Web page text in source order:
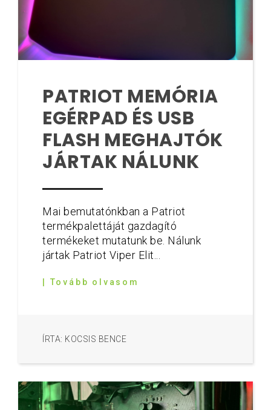
PATRIOT MEMÓRIA
EGÉRPAD ÉS USB
FLASH MEGHAJTÓK
JÁRTAK NÁLUNK
Mai bemutatónkban a Patriot
termékpalettáját gazdagító
termékeket mutatunk be. Nálunk
jártak Patriot Viper Elit...
| Tovább olvasom
ÍRTA: KOCSIS BENCE